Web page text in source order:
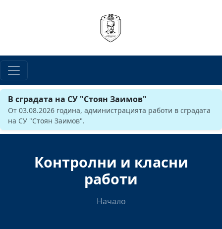
В сградата на СУ "Стоян Заимов"
От 03.08.2026 година, администрацията работи в сградата
на СУ "Стоян Заимов".
Контролни и класни
работи
Начало